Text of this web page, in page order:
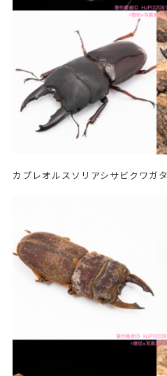
カプレオルスソリアシサビクワガタ